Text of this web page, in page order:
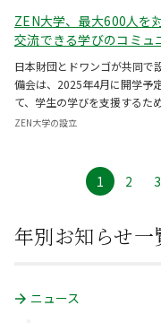
ZEN大学、最大600人を
交流できる学びのコミュ
日本財団とドワンゴが共同で
備会は、2025年4月に開学予
て、学生の学びを支援するた
ZEN大学の設立
1 ペ
ジ
2
ジ
3
年別お知らせ一
ニュース